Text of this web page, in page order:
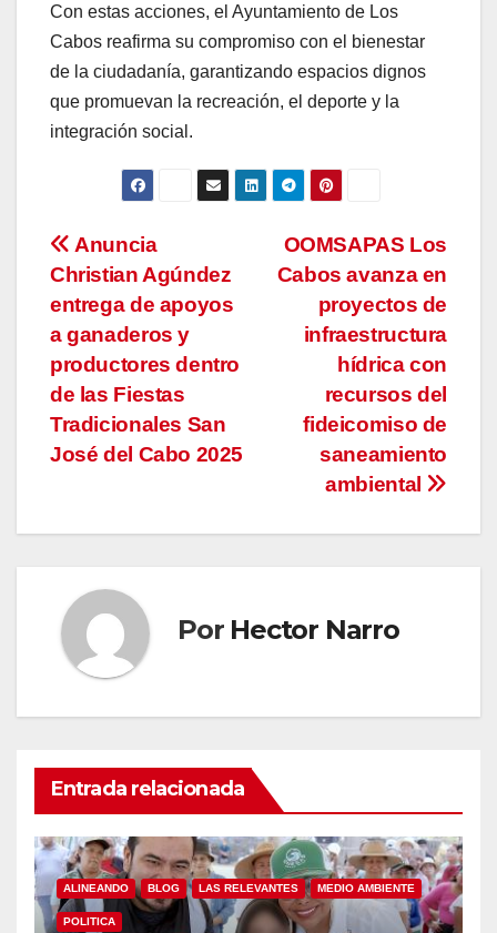
Con estas acciones, el Ayuntamiento de Los
Cabos reafirma su compromiso con el bienestar
de la ciudadanía, garantizando espacios dignos
que promuevan la recreación, el deporte y la
integración social.
Navegación
de
entradas
OOMSAPAS Los
Cabos avanza en
proyectos de
infraestructura
hídrica con
recursos del
fideicomiso de
saneamiento
ambiental
Anuncia
Christian Agúndez
entrega de apoyos
a ganaderos y
productores dentro
de las Fiestas
Tradicionales San
José del Cabo 2025
Por Hector Narro
Entrada relacionada
ALINEANDO BLOG LAS RELEVANTES MEDIO AMBIENTE
POLITICA